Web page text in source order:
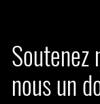
nous un